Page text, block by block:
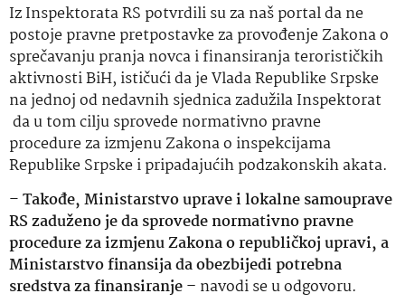
Iz Inspektorata RS potvrdili su za naš portal da ne
postoje pravne pretpostavke za provođenje Zakona o
sprečavanju pranja novca i finansiranja terorističkih
aktivnosti BiH, ističući da je Vlada Republike Srpske
na jednoj od nedavnih sjednica zadužila Inspektorat
da u tom cilju sprovede normativno pravne
procedure za izmjenu Zakona o inspekcijama
Republike Srpske i pripadajućih podzakonskih akata.
–Takođe, Ministarstvo uprave i lokalne samouprave
RS zaduženo je da sprovede normativno pravne
procedure za izmjenu Zakona o republičkoj upravi, a
Ministarstvo finansija da obezbijedi potrebna
sredstva za finansiranje – navodi se u odgovoru.